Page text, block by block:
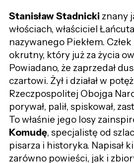
Stanisław Stadnicki znany
włościach, właściciel Łańcuta
nazywanego Piekłem.
okrutny, który już za życia
Powiadano, że zaprzedał
czartowi. Żył i działał w
Rzeczpospolitej Obojga
porywał, palił, spiskował,
To właśnie jego losy
Komudę, specjalistę od
pisarza i historyka. Napisał
zarówno powieści, jak i